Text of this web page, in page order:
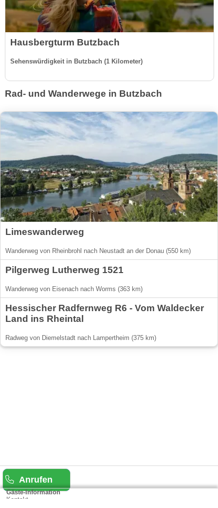
Hausbergturm Butzbach
Sehenswürdigkeit in Butzbach (1 Kilometer)
Rad- und Wanderwege in Butzbach
Limeswanderweg
Wanderweg von Rheinbrohl nach Neustadt an der Donau (550 km)
Pilgerweg Lutherweg 1521
Wanderweg von Eisenach nach Worms (363 km)
Hessischer Radfernweg R6 - Vom Waldecker
Land ins Rheintal
Radweg von Diemelstadt nach Lampertheim (375 km)
Anrufen
Gäste-Information
Kontakt